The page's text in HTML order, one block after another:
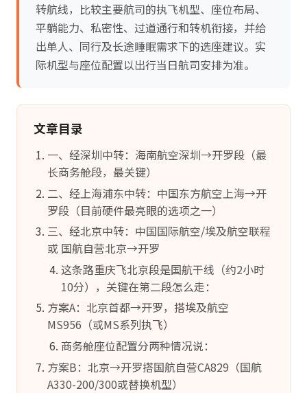
转航线，比较主要航司的执飞机型、座位布局、
平躺能力、私密性、过道通行和转机衔接，并给
出单人、同行及长途睡眠需求下的选座建议。实
际机型与座位配置以出行当日航司安排为准。
文章目录
一、经深圳中转：海南航空深圳→开罗段（最
长商务舱段，最关键）
二、经上海浦东中转：中国东方航空上海→开
罗段（目前硬件最亮眼的选项之一）
三、经北京中转：中国国际航空/埃及航空联程
或 国航自营北京→开罗
这条路重庆飞北京段是国航干线（约2小时
10分），关键在第二段怎么走：
方案A：北京首都→开罗，搭埃及航空
MS956（或MS系列执飞）
商务舱座位配置分两种情况说：
方案B：北京→开罗搭国航自营CA829（国航
A330-200/300或替换机型）